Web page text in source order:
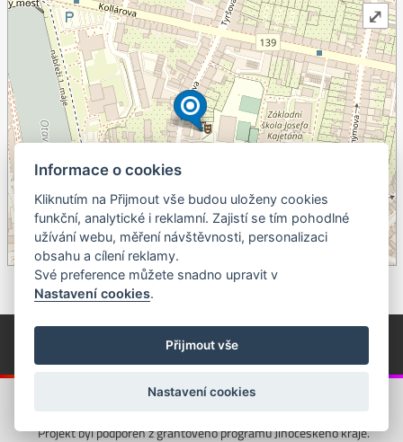
©OpenStreetMapcontributors.
⤢
© Píseckem / Kalendárium (Změna programu vyhrazena!)
(Cookies)
© 2018 - 2026 Realizace a správa webu:
Projekt byl podpořen z grantového programu Jihočeského kraje.
Informace o cookies
Kliknutím na Přijmout vše budou uloženy cookies
funkční, analytické i reklamní. Zajistí se tím pohodlné
užívání webu, měření návštěvnosti, personalizaci
obsahu a cílení reklamy.
Své preference můžete snadno upravit v
Nastavení cookies.
Přijmout vše
Nastavení cookies